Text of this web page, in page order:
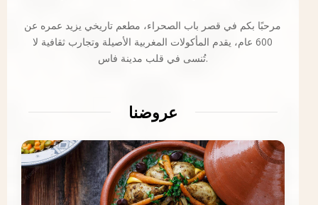
مرحبًا بكم في قصر باب الصحراء، مطعم تاريخي يزيد عمره عن
600 عام، يقدم المأكولات المغربية الأصيلة وتجارب ثقافية لا
تُنسى في قلب مدينة فاس.
عروضنا